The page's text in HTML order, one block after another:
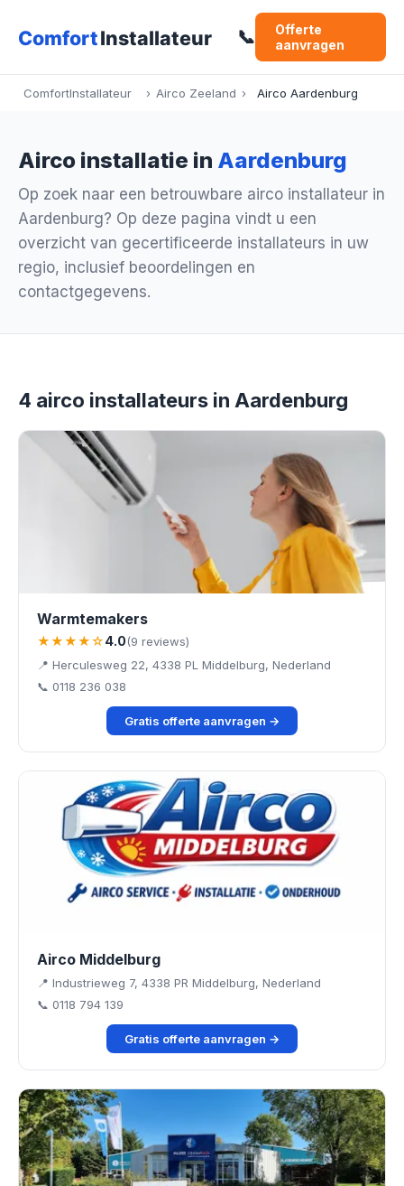
📞
Offerte
aanvragen
ComfortInstallateur › Airco Zeeland › Airco Aardenburg
Airco installatie in Aardenburg
Op zoek naar een betrouwbare airco installateur in
Aardenburg? Op deze pagina vindt u een
overzicht van gecertificeerde installateurs in uw
regio, inclusief beoordelingen en
contactgegevens.
4 airco installateurs in Aardenburg
Warmtemakers
★★★★☆4.0(9 reviews)
📍 Herculesweg 22, 4338 PL Middelburg, Nederland
📞 0118 236 038
Gratis offerte aanvragen →
Airco Middelburg
📍 Industrieweg 7, 4338 PR Middelburg, Nederland
📞 0118 794 139
Gratis offerte aanvragen →